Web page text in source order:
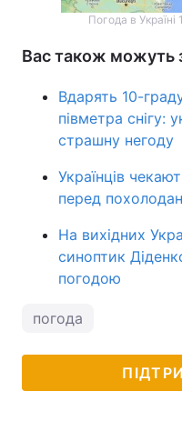
Погода в
Вас також можуть
Вдарять 10-
півметра снігу:
страшну негоду
Українців
перед
На вихідних
синоптик
погодою
погода